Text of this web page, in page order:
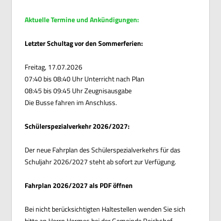
Aktuelle Termine und Ankündigungen:
Letzter Schultag vor den Sommerferien:
Freitag, 17.07.2026
07:40 bis 08:40 Uhr Unterricht nach Plan
08:45 bis 09:45 Uhr Zeugnisausgabe
Die Busse fahren im Anschluss.
Schülerspezialverkehr 2026/2027:
Der neue Fahrplan des Schülerspezialverkehrs für das
Schuljahr 2026/2027 steht ab sofort zur Verfügung.
Fahrplan 2026/2027 als PDF öffnen
Bei nicht berücksichtigten Haltestellen wenden Sie sich